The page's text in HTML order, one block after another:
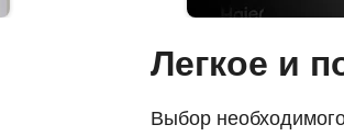
Легкое и
Выбор